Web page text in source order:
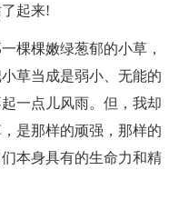
起来!
棵棵嫩绿葱郁的小草，
草当成是弱小、无能的
一点儿风雨。但，我却
是那样的顽强，那样的
本身具有的生命力和精